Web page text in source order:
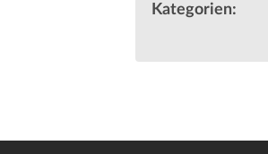
Kategorien: